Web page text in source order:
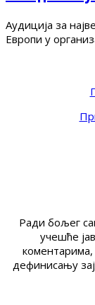
Аудиција за
Европи у
Ради бољег
учешће
коментарима,
дефинисању